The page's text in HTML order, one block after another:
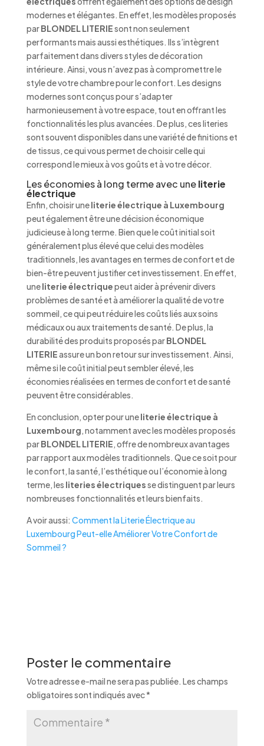
modernes et élégantes. En effet, les modèles proposés
parBLONDEL LITERIEsont non seulement
performants mais aussi esthétiques. Ils s’intègrent
parfaitement dans divers styles de décoration
intérieure. Ainsi, vous n’avez pas à compromettre le
style de votre chambre pour le confort. Les designs
modernes sont conçus pour s’adapter
harmonieusement à votre espace, tout en offrant les
fonctionnalités les plus avancées. De plus, ces literies
sont souvent disponibles dans une variété de finitions et
de tissus, ce qui vous permet de choisir celle qui
correspond le mieux à vos goûts et à votre décor.
Les économies à long terme avec uneliterie
électrique
Enfin, choisir uneliterie électrique à Luxembourg
peut également être une décision économique
judicieuse à long terme. Bien que le coût initial soit
généralement plus élevé que celui des modèles
traditionnels, les avantages en termes de confort et de
bien-être peuvent justifier cet investissement. En effet,
uneliterie électriquepeut aider à prévenir divers
problèmes de santé et à améliorer la qualité de votre
sommeil, ce qui peut réduire les coûts liés aux soins
médicaux ou aux traitements de santé. De plus, la
durabilité des produits proposés parBLONDEL
LITERIEassure un bon retour sur investissement. Ainsi,
même si le coût initial peut sembler élevé, les
économies réalisées en termes de confort et de santé
peuvent être considérables.
En conclusion, opter pour uneliterie électrique à
Luxembourg, notamment avec les modèles proposés
parBLONDEL LITERIE, offre de nombreux avantages
par rapport aux modèles traditionnels. Que ce soit pour
le confort, la santé, l’esthétique ou l’économie à long
terme, les literies électriquesse distinguent par leurs
nombreuses fonctionnalités et leurs bienfaits.
A voir aussi: Comment la Literie Électrique au
Luxembourg Peut-elle Améliorer Votre Confort de
Sommeil ?
Poster le commentaire
Votre adresse e-mail ne sera pas publiée. Les champs
obligatoires sont indiqués avec*